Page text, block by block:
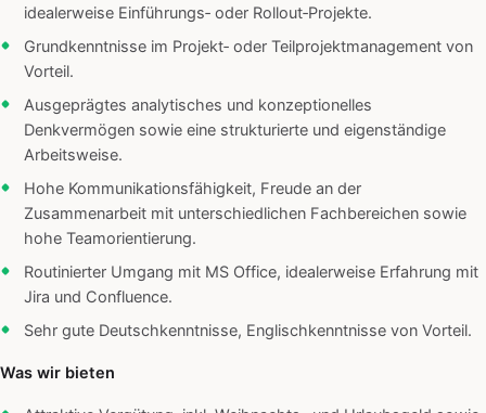
idealerweise Einführungs‑ oder Rollout‑Projekte.
Grundkenntnisse im Projekt‑ oder Teilprojektmanagement von
Vorteil.
Ausgeprägtes analytisches und konzeptionelles
Denkvermögen sowie eine strukturierte und eigenständige
Arbeitsweise.
Hohe Kommunikationsfähigkeit, Freude an der
Zusammenarbeit mit unterschiedlichen Fachbereichen sowie
hohe Teamorientierung.
Routinierter Umgang mit MS Office, idealerweise Erfahrung mit
Jira und Confluence.
Sehr gute Deutschkenntnisse, Englischkenntnisse von Vorteil.
Was wir bieten